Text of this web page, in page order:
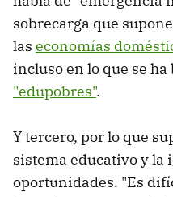
sobrecarga que
las economías
incluso en lo que se
"edupobres".
Y tercero, por lo que
sistema educativo y la
oportunidades. "Es